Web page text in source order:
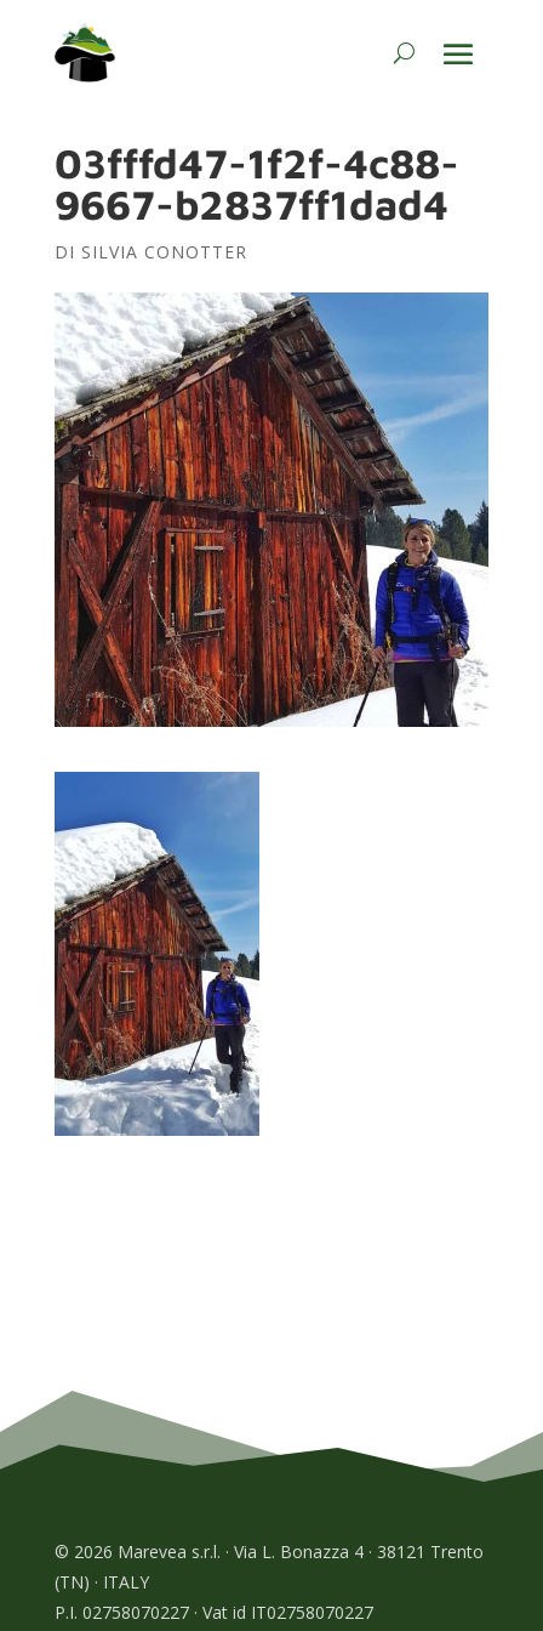
03fffd47-1f2f-4c88-
9667-b2837ff1dad4
DI SILVIA CONOTTER
© 2026 Marevea s.r.l. · Via L. Bonazza 4 · 38121 Trento
(TN) · ITALY
P.I. 02758070227 · Vat id IT02758070227